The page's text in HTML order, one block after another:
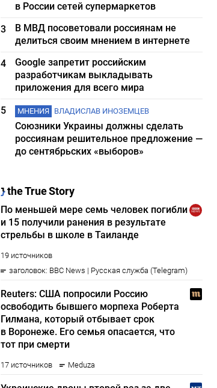
в России сетей супермаркетов
3
В МВД посоветовали россиянам не
делиться своим мнением в интернете
4
Google запретит российским
разработчикам выкладывать
приложения для всего мира
5
МНЕНИЯ ВЛАДИСЛАВ ИНОЗЕМЦЕВ
Союзники Украины должны сделать
россиянам решительное предложение —
до сентябрьских «выборов»